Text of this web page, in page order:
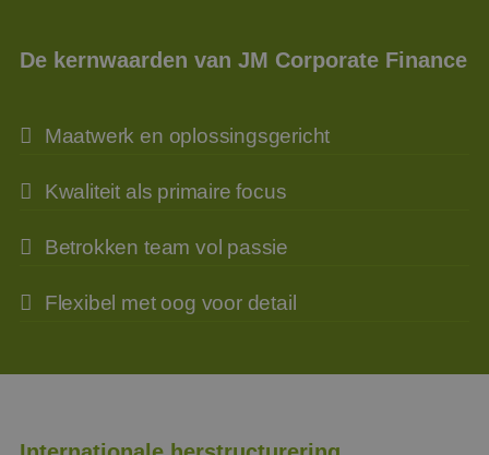
De kernwaarden van JM Corporate Finance
Maatwerk en oplossingsgericht
Kwaliteit als primaire focus
Betrokken team vol passie
Flexibel met oog voor detail